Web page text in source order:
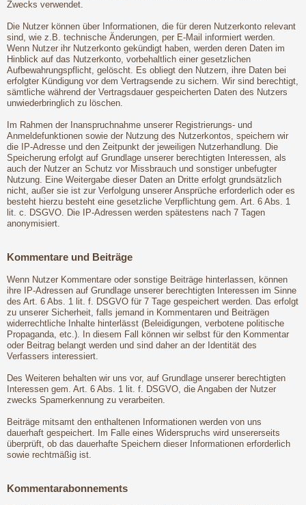
Zwecks verwendet.
Die Nutzer können über Informationen, die für deren Nutzerkonto relevant
sind, wie z.B. technische Änderungen, per E-Mail informiert werden.
Wenn Nutzer ihr Nutzerkonto gekündigt haben, werden deren Daten im
Hinblick auf das Nutzerkonto, vorbehaltlich einer gesetzlichen
Aufbewahrungspflicht, gelöscht. Es obliegt den Nutzern, ihre Daten bei
erfolgter Kündigung vor dem Vertragsende zu sichern. Wir sind berechtigt,
sämtliche während der Vertragsdauer gespeicherten Daten des Nutzers
unwiederbringlich zu löschen.
Im Rahmen der Inanspruchnahme unserer Registrierungs- und
Anmeldefunktionen sowie der Nutzung des Nutzerkontos, speichern wir
die IP-Adresse und den Zeitpunkt der jeweiligen Nutzerhandlung. Die
Speicherung erfolgt auf Grundlage unserer berechtigten Interessen, als
auch der Nutzer an Schutz vor Missbrauch und sonstiger unbefugter
Nutzung. Eine Weitergabe dieser Daten an Dritte erfolgt grundsätzlich
nicht, außer sie ist zur Verfolgung unserer Ansprüche erforderlich oder es
besteht hierzu besteht eine gesetzliche Verpflichtung gem. Art. 6 Abs. 1
lit. c. DSGVO. Die IP-Adressen werden spätestens nach 7 Tagen
anonymisiert.
Kommentare und Beiträge
Wenn Nutzer Kommentare oder sonstige Beiträge hinterlassen, können
ihre IP-Adressen auf Grundlage unserer berechtigten Interessen im Sinne
des Art. 6 Abs. 1 lit. f. DSGVO für 7 Tage gespeichert werden. Das erfolgt
zu unserer Sicherheit, falls jemand in Kommentaren und Beiträgen
widerrechtliche Inhalte hinterlässt (Beleidigungen, verbotene politische
Propaganda, etc.). In diesem Fall können wir selbst für den Kommentar
oder Beitrag belangt werden und sind daher an der Identität des
Verfassers interessiert.
Des Weiteren behalten wir uns vor, auf Grundlage unserer berechtigten
Interessen gem. Art. 6 Abs. 1 lit. f. DSGVO, die Angaben der Nutzer
zwecks Spamerkennung zu verarbeiten.
Beiträge mitsamt den enthaltenen Informationen werden von uns
dauerhaft gespeichert. Im Falle eines Widerspruchs wird unsererseits
überprüft, ob das dauerhafte Speichern dieser Informationen erforderlich
sowie rechtmäßig ist.
Kommentarabonnements